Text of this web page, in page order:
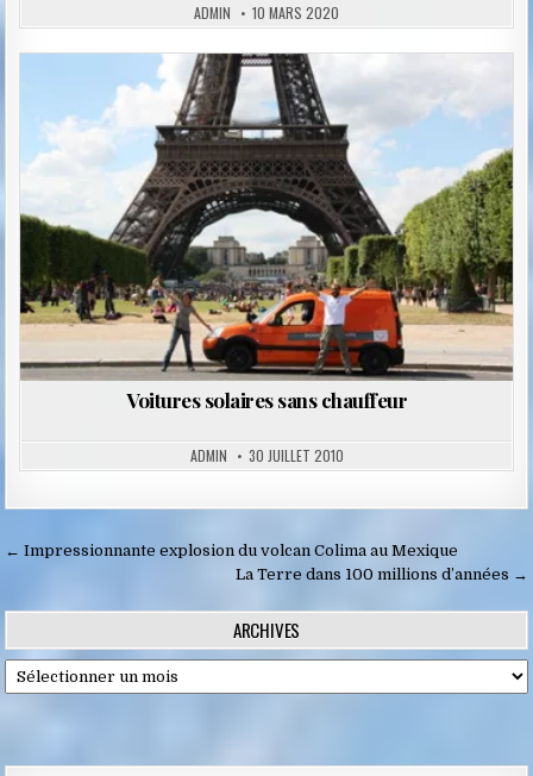
ADMIN 10 MARS 2020
Posted
in
Voitures solaires sans chauffeur
ADMIN 30 JUILLET 2010
Navigation
l’article
← Impressionnante explosion du volcan Colima au Mexique
La Terre dans 100 millions d’années →
ARCHIVES
Archives